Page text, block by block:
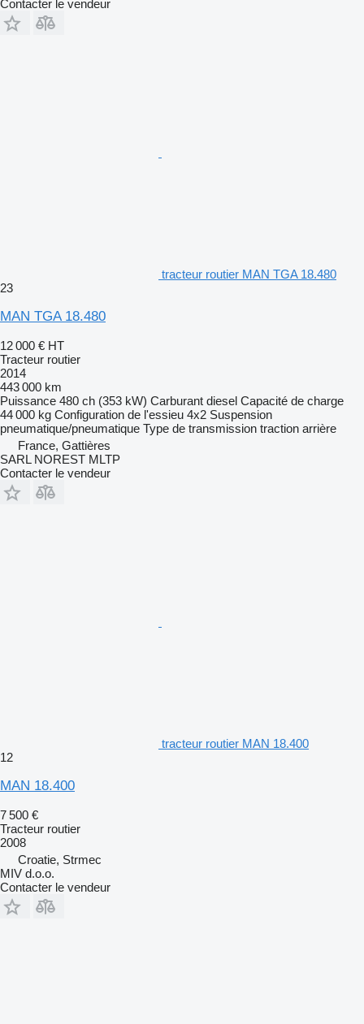
Contacter le vendeur
tracteur routier MAN TGA 18.480
23
MAN TGA 18.480
12 000 € HT
Tracteur routier
2014
443 000 km
Puissance 480 ch (353 kW) Carburant diesel Capacité de charge
44 000 kg Configuration de l'essieu 4x2 Suspension
pneumatique/pneumatique Type de transmission traction arrière
France, Gattières
SARL NOREST MLTP
Contacter le vendeur
tracteur routier MAN 18.400
12
MAN 18.400
7 500 €
Tracteur routier
2008
Croatie, Strmec
MIV d.o.o.
Contacter le vendeur